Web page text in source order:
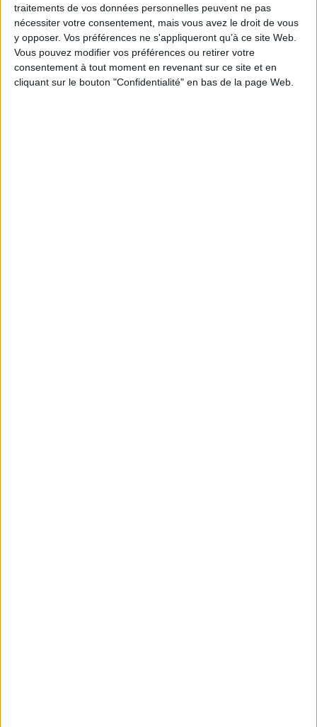
traitements de vos données personnelles peuvent ne pas
nécessiter votre consentement, mais vous avez le droit de vous
y opposer. Vos préférences ne s'appliqueront qu’à ce site Web.
Vous pouvez modifier vos préférences ou retirer votre
consentement à tout moment en revenant sur ce site et en
cliquant sur le bouton "Confidentialité" en bas de la page Web.
Le plus beau but de tous les temps, signé Pelé,
reconstitué grâce à l'IA et aux archives